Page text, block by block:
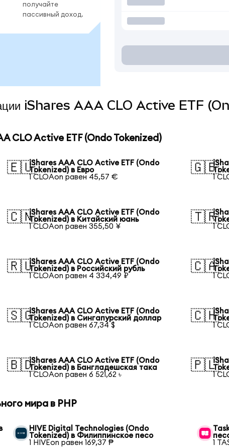
получайте
пассивный доход.
iShares AAA CLO Active ETF
CLO Active ETF (Ondo Tokenized)
🇪🇺iShares AAA CLO Active ETF (Ondo
Tokenized) в Евро
1 CLOAon равен 45,57 €
🇬🇧
1
🇨🇳iShares AAA CLO Active ETF (Ondo
Tokenized) в Китайский юань
1 CLOAon равен 355,50 ¥
🇹🇷
1
🇷🇺iShares AAA CLO Active ETF (Ondo
Tokenized) в Российский рубль
1 CLOAon равен 4 334,49 ₽
🇨🇦
1
🇸🇬iShares AAA CLO Active ETF (Ondo
Tokenized) в Сингапурский доллар
1 CLOAon равен 67,34 $
🇨🇭
1
🇧🇩iShares AAA CLO Active ETF (Ondo
Tokenized) в Бангладешская така
1 CLOAon равен 6 521,62 ৳
🇵🇱
1
мира в PHP
HIVE Digital Technologies (Ondo
Tokenized) в Филиппинское песо
1 HIVEon равен 169,37 ₱
1